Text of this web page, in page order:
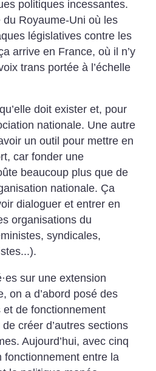
politiques incessantes.
Royaume-Uni où les
législatives contre les
arrive en France, où il n’y
trans portée à l’échelle
doit exister et, pour
nationale. Une autre
un outil pour mettre en
car fonder une
beaucoup plus que de
nationale. Ça
dialoguer et entrer en
organisations du
syndicales,
·es sur une extension
on a d’abord posé des
de fonctionnement
créer d’autres sections
Aujourd’hui, avec cinq
fonctionnement entre la